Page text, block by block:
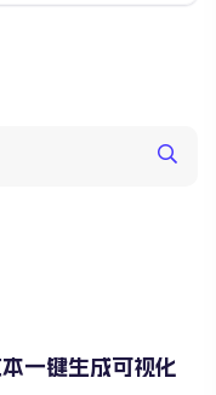
一键生成可视化